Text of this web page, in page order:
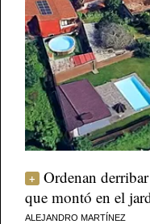
Ordenan
que montó en el
ALEJANDRO MARTÍNEZ